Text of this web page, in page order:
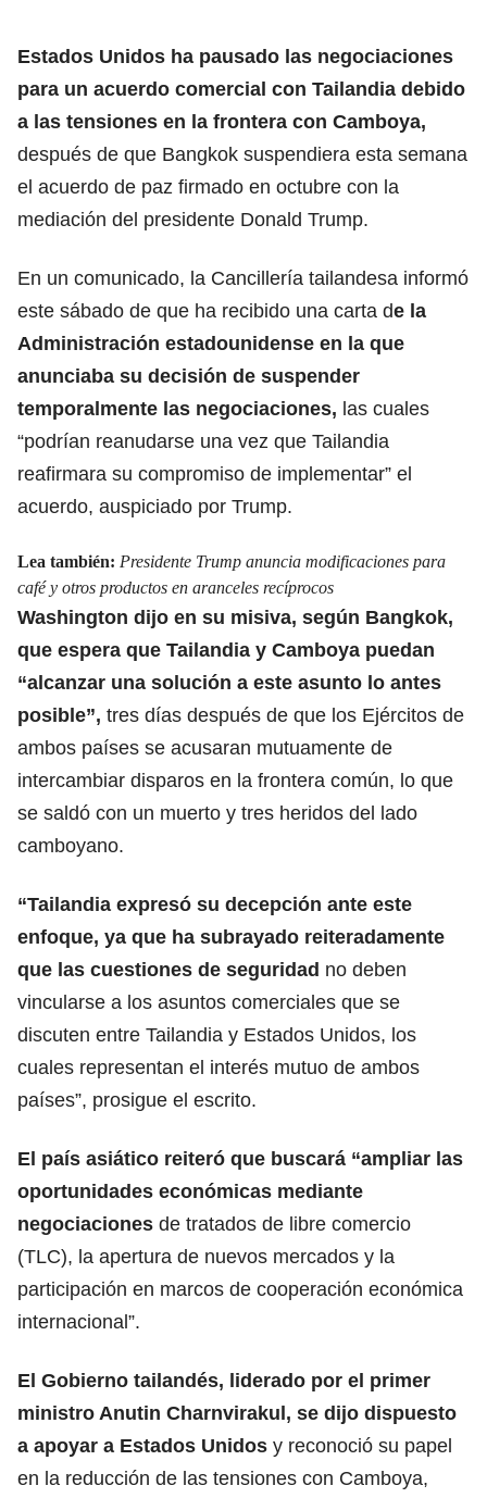
Estados Unidos ha pausado las negociaciones
para un acuerdo comercial con Tailandia debido
a las tensiones en la frontera con Camboya,
después de que Bangkok suspendiera esta semana
el acuerdo de paz firmado en octubre con la
mediación del presidente Donald Trump.
En un comunicado, la Cancillería tailandesa informó
este sábado de que ha recibido una carta de la
Administración estadounidense en la que
anunciaba su decisión de suspender
temporalmente las negociaciones, las cuales
“podrían reanudarse una vez que Tailandia
reafirmara su compromiso de implementar” el
acuerdo, auspiciado por Trump.
Lea también: Presidente Trump anuncia modificaciones para
café y otros productos en aranceles recíprocos
Washington dijo en su misiva, según Bangkok,
que espera que Tailandia y Camboya puedan
“alcanzar una solución a este asunto lo antes
posible”, tres días después de que los Ejércitos de
ambos países se acusaran mutuamente de
intercambiar disparos en la frontera común, lo que
se saldó con un muerto y tres heridos del lado
camboyano.
“Tailandia expresó su decepción ante este
enfoque, ya que ha subrayado reiteradamente
que las cuestiones de seguridad no deben
vincularse a los asuntos comerciales que se
discuten entre Tailandia y Estados Unidos, los
cuales representan el interés mutuo de ambos
países”, prosigue el escrito.
El país asiático reiteró que buscará “ampliar las
oportunidades económicas mediante
negociaciones de tratados de libre comercio
(TLC), la apertura de nuevos mercados y la
participación en marcos de cooperación económica
internacional”.
El Gobierno tailandés, liderado por el primer
ministro Anutin Charnvirakul, se dijo dispuesto
a apoyar a Estados Unidos y reconoció su papel
en la reducción de las tensiones con Camboya,